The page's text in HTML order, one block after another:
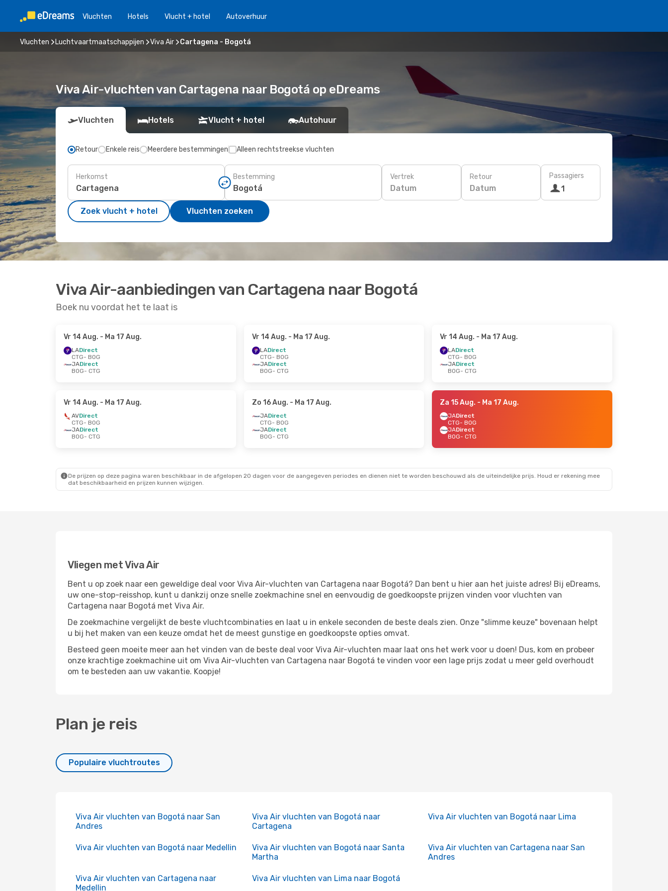
Vluchten Hotels Vlucht + hotel Autoverhuur
Vluchten Luchtvaartmaatschappijen Viva Air Cartagena - Bogotá
Viva Air-vluchten van Cartagena naar Bogotá op eDreams
Vluchten Hotels Vlucht + hotel Autohuur
Retour Enkele reis Meerdere bestemmingen Alleen rechtstreekse vluchten
Herkomst Bestemming Vertrek
Datum
Retour
Datum
Passagiers
1
Zoek vlucht + hotel Vluchten zoeken
Viva Air-aanbiedingen van Cartagena naar Bogotá
Boek nu voordat het te laat is
Vr 14 Aug. - Ma 17 Aug.
LADirect
CTG- BOG
JADirect
BOG- CTG
Vr 14 Aug. - Ma 17 Aug.
LADirect
CTG- BOG
JADirect
BOG- CTG
Vr 14 Aug. - Ma 17 Aug.
LADirect
CTG- BOG
JADirect
BOG- CTG
Vr 14 Aug. - Ma 17 Aug.
AVDirect
CTG- BOG
JADirect
BOG- CTG
Zo 16 Aug. - Ma 17 Aug.
JADirect
CTG- BOG
JADirect
BOG- CTG
Za 15 Aug. - Ma 17 Aug.
JADirect
CTG- BOG
JADirect
BOG- CTG
De prijzen op deze pagina waren beschikbaar in de afgelopen 20 dagen voor de aangegeven periodes en dienen niet te worden beschouwd als de uiteindelijke prijs. Houd er rekening mee
dat beschikbaarheid en prijzen kunnen wijzigen.
Vliegen met Viva Air
Bent u op zoek naar een geweldige deal voor Viva Air-vluchten van Cartagena naar Bogotá? Dan bent u hier aan het juiste adres! Bij eDreams,
uw one-stop-reisshop, kunt u dankzij onze snelle zoekmachine snel en eenvoudig de goedkoopste prijzen vinden voor vluchten van
Cartagena naar Bogotá met Viva Air.
De zoekmachine vergelijkt de beste vluchtcombinaties en laat u in enkele seconden de beste deals zien. Onze "slimme keuze" bovenaan helpt
u bij het maken van een keuze omdat het de meest gunstige en goedkoopste opties omvat.
Besteed geen moeite meer aan het vinden van de beste deal voor Viva Air-vluchten maar laat ons het werk voor u doen! Dus, kom en probeer
onze krachtige zoekmachine uit om Viva Air-vluchten van Cartagena naar Bogotá te vinden voor een lage prijs zodat u meer geld overhoudt
om te besteden aan uw vakantie. Koopje!
Plan je reis
Populaire vluchtroutes
Viva Air vluchten van Bogotá naar San
Andres
Viva Air vluchten van Bogotá naar
Cartagena
Viva Air vluchten van Bogotá naar Lima
Viva Air vluchten van Bogotá naar Medellin
Viva Air vluchten van Bogotá naar Santa
Martha
Viva Air vluchten van Cartagena naar San
Andres
Viva Air vluchten van Cartagena naar
Medellin
Viva Air vluchten van Lima naar Bogotá